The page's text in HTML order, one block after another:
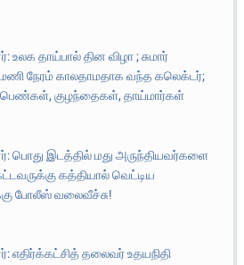
உலக தாய்பால் தின விழா ; சுமார்
நேரம் காலதாமதாக வந்த கலெக்டர்;
பெண்கள், குழந்தைகள், தாய்மார்கள்
பொது இடத்தில் மது அருந்தியவர்களை
கத்தியால் வெட்டிய
போலீஸ் வலைவீச்சு!
எதிர்க்கட்சித் தலைவர் உதயநிதி